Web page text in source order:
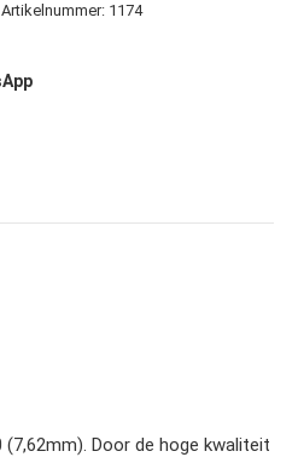
Artikelnummer: 1174
(7,62mm). Door de hoge kwaliteit